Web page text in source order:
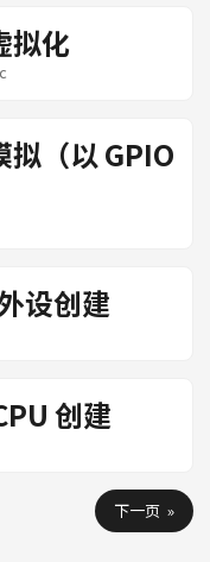
拟化
拟（以 GPIO
设创建
创建
下一页 »